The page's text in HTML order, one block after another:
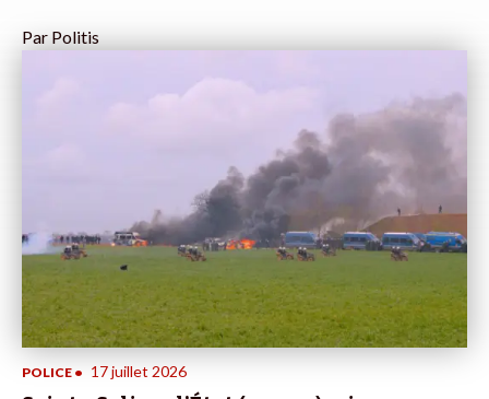
Par Politis
POLICE • 17 juillet 2026